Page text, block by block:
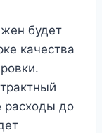
будет
качества
расходы до